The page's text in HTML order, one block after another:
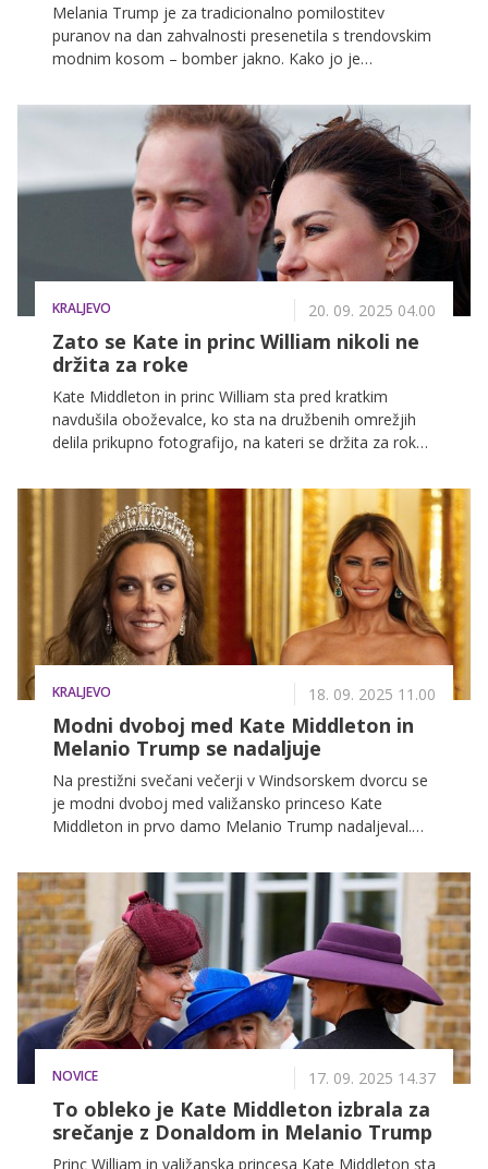
Melania Trump je za tradicionalno pomilostitev
puranov na dan zahvalnosti presenetila s trendovskim
modnim kosom – bomber jakno. Kako jo je
KRALJEVO 20. 09. 2025 04.00
Zato se Kate in princ William nikoli ne
držita za roke
Kate Middleton in princ William sta pred kratkim
navdušila oboževalce, ko sta na družbenih omrežjih
delila prikupno fotografijo, na kateri se držita za roke.
KRALJEVO 18. 09. 2025 11.00
Modni dvoboj med Kate Middleton in
Melanio Trump se nadaljuje
Na prestižni svečani večerji v Windsorskem dvorcu se
je modni dvoboj med valižansko princeso Kate
Middleton in prvo damo Melanio Trump nadaljeval.
bomo pozabili.
NOVICE 17. 09. 2025 14.37
To obleko je Kate Middleton izbrala za
srečanje z Donaldom in Melanio Trump
Princ William in valižanska princesa Kate Middleton sta